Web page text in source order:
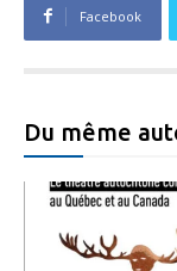
Facebook
Du même